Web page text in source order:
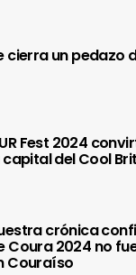
cierra un pedazo
Fest 2024
capital del Cool
crónica
Coura 2024 no
Couraíso